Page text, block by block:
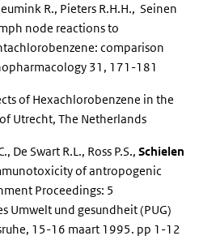
R., Pieters R.H.H., Seinen
node reactions to
comparison
31, 171-181
of Hexachlorobenzene in the
Utrecht, The Netherlands
De Swart R.L., Ross P.S., Schielen
of antropogenic
Proceedings: 5
Umwelt und gesundheit (PUG)
15-16 maart 1995. pp 1-12